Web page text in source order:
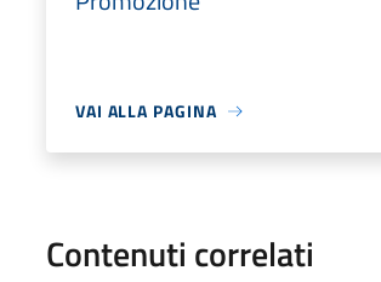
VAI ALLA PAGINA
Contenuti correlati